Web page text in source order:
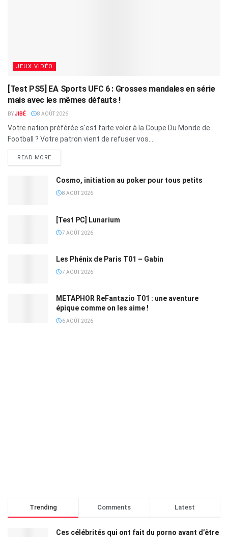
JEUX VIDÉO
[Test PS5] EA Sports UFC 6 : Grosses mandales en série
mais avec les mêmes défauts !
BYJIBÉ 8 AOÛT 2026
Votre nation préférée s'est faite voler à la Coupe Du Monde de
Football ? Votre patron vient de refuser vos...
READ MORE
Cosmo, initiation au poker pour tous petits
8 AOÛT 2026
[Test PC] Lunarium
7 AOÛT 2026
Les Phénix de Paris T01 – Gabin
7 AOÛT 2026
METAPHOR ReFantazio T01 : une aventure
épique comme on les aime !
6 AOÛT 2026
Trending Comments Latest
Ces célébrités qui ont fait du porno avant d’être